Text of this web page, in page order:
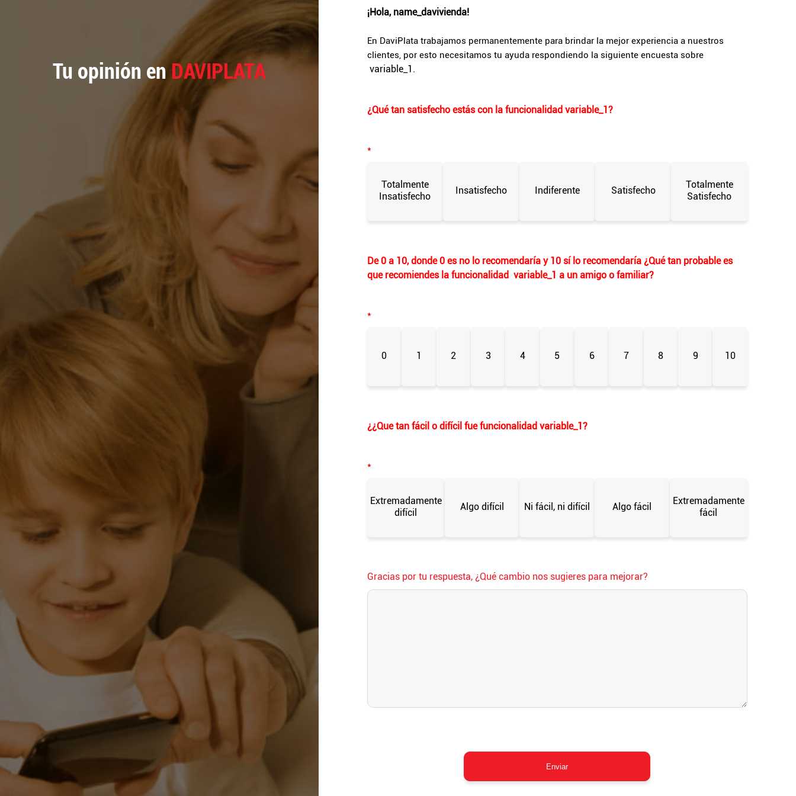
Tu opinión en DAVIPLATA
¡Hola, name_davivienda!
En DaviPlata trabajamos permanentemente para brindar la mejor experiencia a nuestros
clientes, por esto necesitamos tu ayuda respondiendo la siguiente encuesta sobre
variable_1 .
¿Qué tan satisfecho estás con la funcionalidad variable_1?
*
Totalmente
Insatisfecho
Insatisfecho Indiferente Satisfecho
Totalmente
Satisfecho
De 0 a 10, donde 0 es no lo recomendaría y 10 sí lo recomendaría ¿Qué tan probable es
que recomiendes la funcionalidad variable_1 a un amigo o familiar?
*
0 1 2 3 4 5 6 7 8 9 10
¿¿Que tan fácil o difícil fue funcionalidad variable_1?
*
Extremadamente
difícil
Algo difícil Ni fácil, ni difícil Algo fácil
Extremadamente
fácil
Gracias por tu respuesta, ¿Qué cambio nos sugieres para mejorar?